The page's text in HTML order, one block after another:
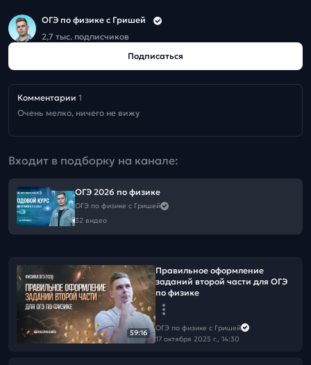
ОГЭ по физике с Гришей
2,7 тыс. подписчиков
Подписаться
Комментарии 1
Очень мелко, ничего не вижу
Входит в подборку на канале:
ОГЭ 2026 по физике
ОГЭ по физике с Гришей
32 видео
59:16
Правильное оформление
заданий второй части для ОГЭ
по физике
ОГЭ по физике с Гришей
17 октября 2025 г., 14:30